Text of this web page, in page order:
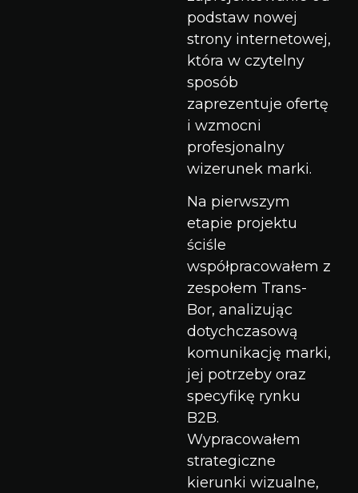
podstaw nowej
strony internetowej,
która w czytelny
sposób
zaprezentuje ofertę
i wzmocni
profesjonalny
wizerunek marki.
Na pierwszym
etapie projektu
ściśle
współpracowałem z
zespołem Trans-
Bor, analizując
dotychczasową
komunikację marki,
jej potrzeby oraz
specyfikę rynku
B2B.
Wypracowałem
strategiczne
kierunki wizualne,